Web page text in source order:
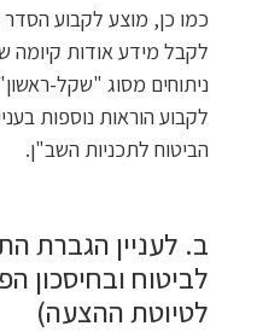
כמו כן, מוצע לקבוע
לקבל מידע אודות קיומה
ניתוחים מסוג "שקל-
לקבוע הוראות נוספות
הביטוח לתכניות השב"ן.
ב. לעניין הגברת
לטיוטת ההצעה)